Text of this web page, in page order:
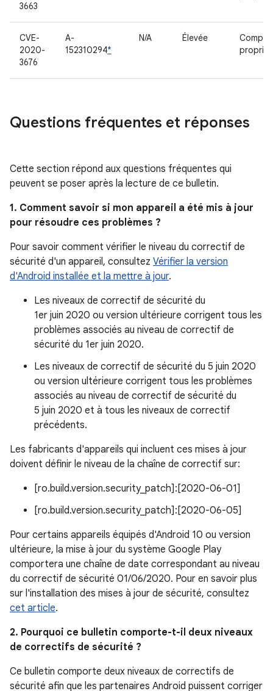
3663
CVE-
2020-
3676
A-
152310294*
N/A Élevée
Questions fréquentes et réponses
Cette section répond aux questions fréquentes qui
peuvent se poser après la lecture de ce bulletin.
1. Comment savoir si mon appareil a été mis à jour
pour résoudre ces problèmes ?
Pour savoir comment vérifier le niveau du correctif de
sécurité d'un appareil, consultez Vérifier la version
d'Android installée et la mettre à jour.
Les niveaux de correctif de sécurité du
1er juin 2020 ou version ultérieure corrigent tous les
problèmes associés au niveau de correctif de
sécurité du 1er juin 2020.
Les niveaux de correctif de sécurité du 5 juin 2020
ou version ultérieure corrigent tous les problèmes
associés au niveau de correctif de sécurité du
5 juin 2020 et à tous les niveaux de correctif
précédents.
Les fabricants d'appareils qui incluent ces mises à jour
doivent définir le niveau de la chaîne de correctif sur:
[ro.build.version.security_patch]:[2020-06-01]
[ro.build.version.security_patch]:[2020-06-05]
Pour certains appareils équipés d'Android 10 ou version
ultérieure, la mise à jour du système Google Play
comportera une chaîne de date correspondant au niveau
du correctif de sécurité 01/06/2020. Pour en savoir plus
sur l'installation des mises à jour de sécurité, consultez
cet article.
2. Pourquoi ce bulletin comporte-t-il deux niveaux
de correctifs de sécurité ?
Ce bulletin comporte deux niveaux de correctifs de
sécurité afin que les partenaires Android puissent corriger